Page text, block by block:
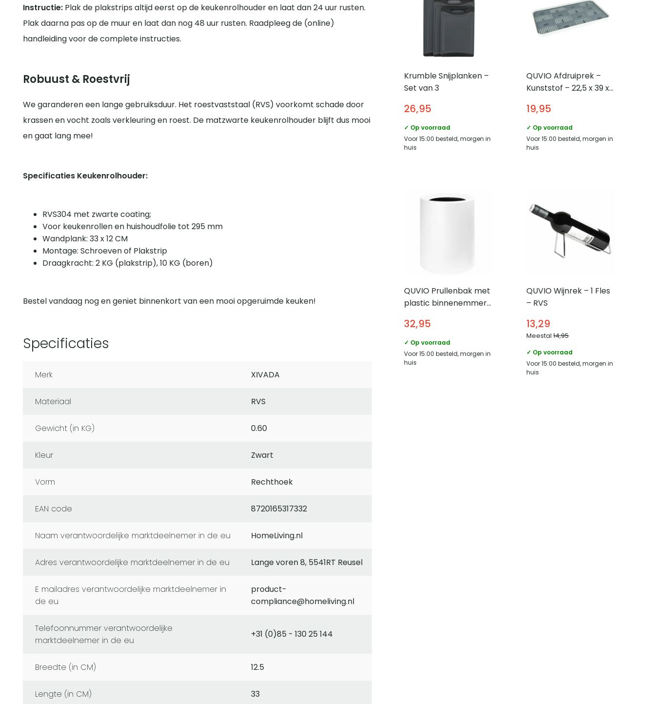
Instructie: Plak de plakstrips altijd eerst op de keukenrolhouder en laat dan 24 uur rusten.
Plak daarna pas op de muur en laat dan nog 48 uur rusten. Raadpleeg de (online)
handleiding voor de complete instructies.
Robuust & Roestvrij
We garanderen een lange gebruiksduur. Het roestvaststaal (RVS) voorkomt schade door
krassen en vocht zoals verkleuring en roest. De matzwarte keukenrolhouder blijft dus mooi
en gaat lang mee!
Specificaties Keukenrolhouder:
RVS304 met zwarte coating;
Voor keukenrollen en huishoudfolie tot 295 mm
Wandplank: 33 x 12 CM
Montage: Schroeven of Plakstrip
Draagkracht: 2 KG (plakstrip), 10 KG (boren)
Bestel vandaag nog en geniet binnenkort van een mooi opgeruimde keuken!
Specificaties
Merk XIVADA
Materiaal RVS
Gewicht (in KG) 0.60
Kleur Zwart
Vorm Rechthoek
EAN code 8720165317332
naam verantwoordelijke marktdeelnemer in de eu HomeLiving.nl
adres verantwoordelijke marktdeelnemer in de eu Lange voren 8, 5541RT Reusel
e mailadres verantwoordelijke marktdeelnemer in
de eu
product-
compliance@homeliving.nl
telefoonnummer verantwoordelijke
marktdeelnemer in de eu
+31 (0)85 - 130 25 144
Breedte (in CM) 12.5
Lengte (in CM) 33
Krumble Snijplanken –
Set van 3
26,95
✓ Op voorraad
Voor 15:00 besteld, morgen in
huis
QUVIO Afdruiprek –
Kunststof – 22,5 x 39 x
19,95
✓ Op voorraad
Voor 15:00 besteld, morgen in
huis
QUVIO Prullenbak met
plastic binnenemmer
32,95
✓ Op voorraad
Voor 15:00 besteld, morgen in
huis
QUVIO Wijnrek – 1 Fles
– RVS
13,29
Meestal14,95
✓ Op voorraad
Voor 15:00 besteld, morgen in
huis